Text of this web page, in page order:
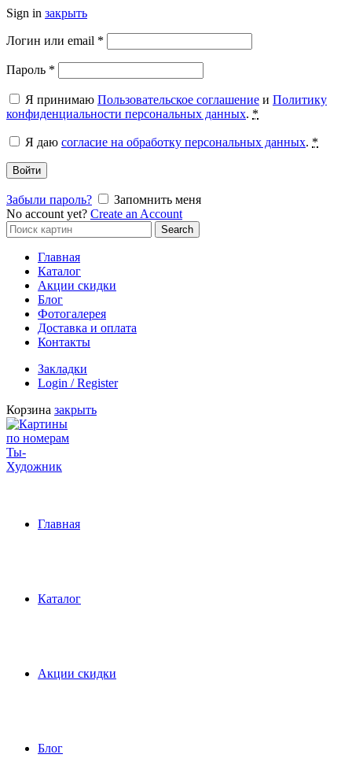
Sign in закрыть
Логин или email *
Пароль *
Я принимаю Пользовательское соглашение и Политику
конфиденциальности персональных данных. *
Я даю согласие на обработку персональных данных. *
Войти
Забыли пароль?
Запомнить меня
No account yet? Create an Account
Search
for:
Search
Главная
Каталог
Акции скидки
Блог
Фотогалерея
Доставка и оплата
Контакты
Закладки
Login / Register
Корзина закрыть
Главная
Каталог
Акции скидки
Блог